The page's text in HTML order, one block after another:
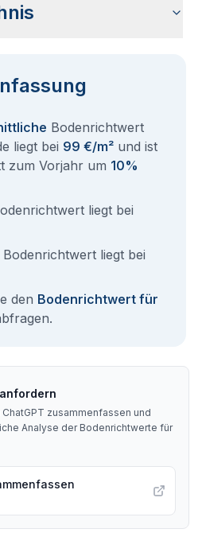
Bodenrichtwert
liegt bei 99 €/m² und ist
zum Vorjahr um 10%
liegt bei
Bodenrichtwert liegt bei
den Bodenrichtwert für
zusammenfassen und
Analyse der Bodenrichtwerte für